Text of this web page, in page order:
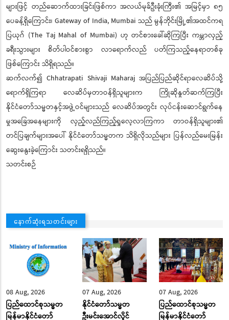
များဖြင့် တည်ဆောက်ထားခြင်းဖြစ်ကာ အလယ်မုခ်ဦးခုံးကြီး၏ အမြင့်မှာ ၈၅
ပေခန့်ရှိကြောင်း၊ Gateway of India, Mumbai သည် မွန်ဘိုင်းမြို့၏အထင်ကရ
ပြယုဂ် (The Taj Mahal of Mumbai) ဟု တင်စားခေါ်ဆိုကြပြီး ကမ္ဘာလှည့်
ခရီးသွားများ စိတ်ပါဝင်စားစွာ လာရောက်လည် ပတ်ကြသည့်နေရာတစ်ခု
ဖြစ်ကြောင်း သိရှိရသည်။
ဆက်လက်၍ Chhatrapati Shivaji Maharaj အပြည်ပြည်ဆိုင်ရာလေဆိပ်သို့
ရောက်ရှိကြရာ လေဆိပ်မှတာဝန်ရှိသူများက ကြိုဆိုနှုတ်ဆက်ကြပြီး
နိုင်ငံတော်သမ္မတနှင့်အဖွဲ့ဝင်များသည် လေဆိပ်အတွင်း လုပ်ငန်းဆောင်ရွက်နေ
မှုအခြေအနေများကို လှည့်လည်ကြည့်ရှုလေ့လာကြကာ တာဝန်ရှိသူများ၏
တင်ပြချက်များအပေါ် နိုင်ငံတော်သမ္မတက သိရှိလိုသည်များ ပြန်လည်မေးမြန်း
ဆွေးနွေးခဲ့ကြောင်း သတင်းရရှိသည်။
သတင်းစဉ်
နောက်ဆုံးရသတင်းများ
08 Aug, 2026
ပြည်ထောင်စုသမ္မတ
မြန်မာနိုင်ငံတော်
07 Aug, 2026
နိုင်ငံတော်သမ္မတ
ဦးမင်းအောင်လှိုင်
07 Aug, 2026
ပြည်ထောင်စုသမ္မတ
မြန်မာနိုင်ငံတော်